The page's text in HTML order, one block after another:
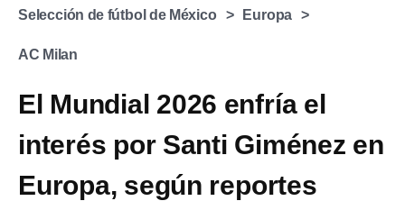
Selección de fútbol de México Europa
AC Milan
El Mundial 2026 enfría el
interés por Santi Giménez en
Europa, según reportes